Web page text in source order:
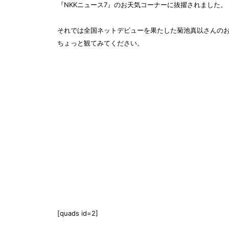
『NKKニュース7』のお天気コーナーに抜擢されました。
それでは全国ネットデビューを果たした菊池真以さんの
ちょっと観てみてください。
[quads id=2]